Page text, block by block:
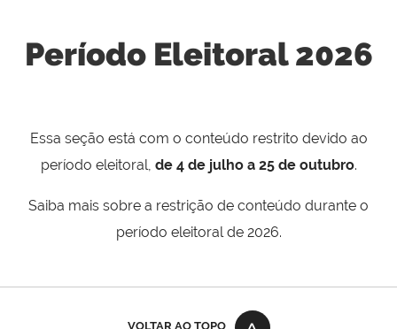
Período Eleitoral 2026
Essa seção está com o conteúdo restrito devido ao
período eleitoral, de 4 de julho a 25 de outubro.
Saiba mais sobre a restrição de conteúdo durante o
período eleitoral de 2026.
VOLTAR AO TOPO